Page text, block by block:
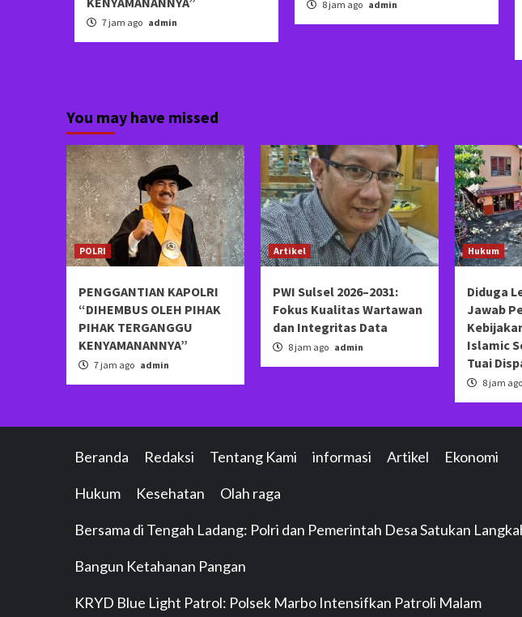
7 jam ago admin
8 jam ago admin
You may have missed
POLRI
PENGGANTIAN KAPOLRI
“DIHEMBUS OLEH PIHAK
PIHAK TERGANGGU
KENYAMANANNYA”
7 jam ago admin
Artikel
PWI Sulsel 2026–2031:
Fokus Kualitas Wartawan
dan Integritas Data
8 jam ago admin
Hukum
Diduga
Jawab
Islamic
Tuai
8 jam ago
Beranda Redaksi Tentang Kami informasi Artikel Ekonomi
Hukum Kesehatan Olah raga
Bersama di Tengah Ladang: Polri dan Pemerintah Desa Satukan
Bangun Ketahanan Pangan
KRYD Blue Light Patrol: Polsek Marbo Intensifkan Patroli Malam